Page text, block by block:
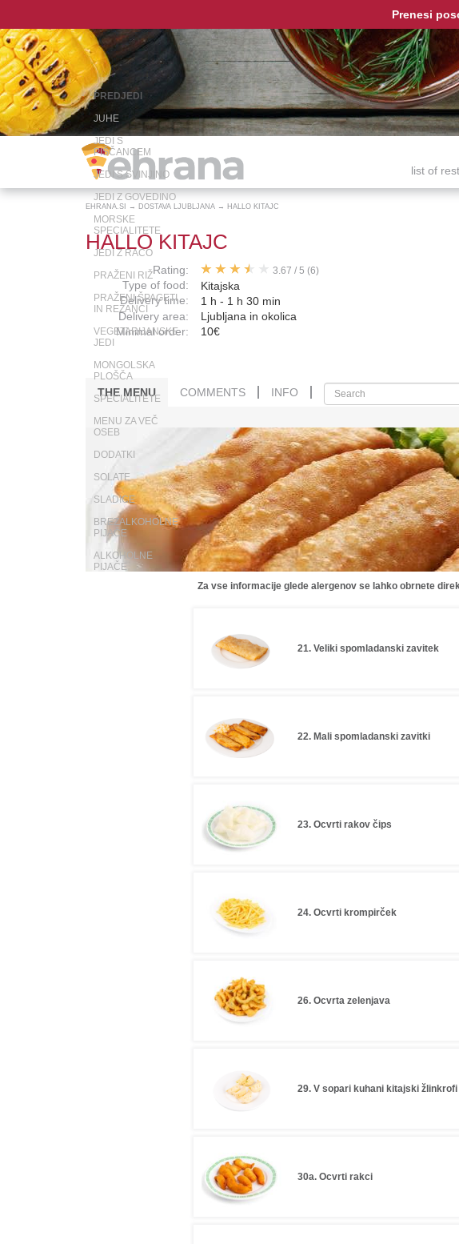
Prenesi
list of
EHRANA.SI → DOSTAVA LJUBLJANA → HALLO KITAJC
HALLO KITAJC
Rating:
Type of food:
Delivery time:
3.67 /5 (6)
Kitajska
1 h - 1 h 30 min
Delivery area:
Ljubljana in okolica
Minimal order:
10€
THE MENU COMMENTS INFO
PREDJEDI
JUHE
JEDI S
PIŠČANCEM
JEDI S SVINJINO
JEDI Z GOVEDINO
MORSKE
SPECIALITETE
JEDI Z RACO
PRAŽENI RIŽ
PRAŽENI ŠPAGETI
IN REZANCI
VEGETARIJANSKE
JEDI
MONGOLSKA
PLOŠČA
SPECIALITETE
MENU ZA VEČ
OSEB
DODATKI
SOLATE
SLADICE
BREZALKOHOLNE
PIJAČE
ALKOHOLNE
PIJAČE
Za vse informacije glede alergenov se lahko obrnete
21. Veliki spomladanski zavitek
22. Mali spomladanski zavitki
23. Ocvrti rakov čips
24. Ocvrti krompirček
26. Ocvrta zelenjava
29. V sopari kuhani kitajski žlinkrofi
30a. Ocvrti rakci